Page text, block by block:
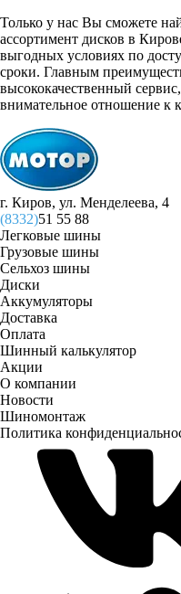
Только у нас Вы сможете
ассортимент дисков в
выгодных условиях по
сроки. Главным
высококачественный
внимательное отношение к
г. Киров, ул. Менделеева, 4
(8332)51 55 88
Легковые шины
Грузовые шины
Сельхоз шины
Диски
Аккумуляторы
Доставка
Оплата
Шинный калькулятор
Акции
О компании
Новости
Шиномонтаж
Политика